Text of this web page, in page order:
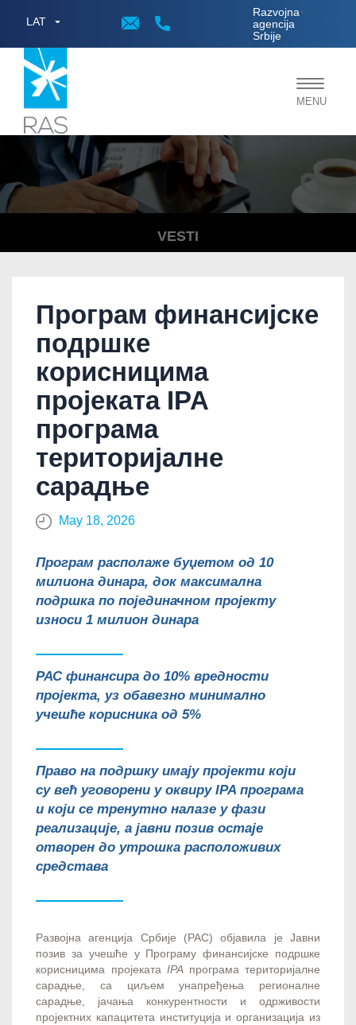
LAT
Razvojna
agencija
Srbije
;
Toggle
MENU
VESTI
Програм финансијске
подршке
корисницима
пројеката IPA
програма
територијалне
сарадње
May 18, 2026
Програм располаже буџетом од 10
милиона динара, док максимална
подршка по појединачном пројекту
износи 1 милион динара
РАС финансира до 10% вредности
пројекта, уз обавезно минимално
учешће корисника од 5%
Право на подршку имају пројекти који
су већ уговорени у оквиру IPA програма
и који се тренутно налазе у фази
реализације, а јавни позив остаје
отворен до утрошка расположивих
средстава
Развојна агенција Србије (РАС) објавила је Јавни
позив за учешће у Програму финансијске подршке
корисницима пројеката IPA програма територијалне
сарадње, са циљем унапређења регионалне
сарадње, јачања конкурентности и одрживости
пројектних капацитета институција и организација из